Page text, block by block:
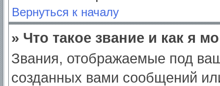
Вернуться к началу
» Что такое звание и как я
Звания, отображаемые под
созданных вами сообщений